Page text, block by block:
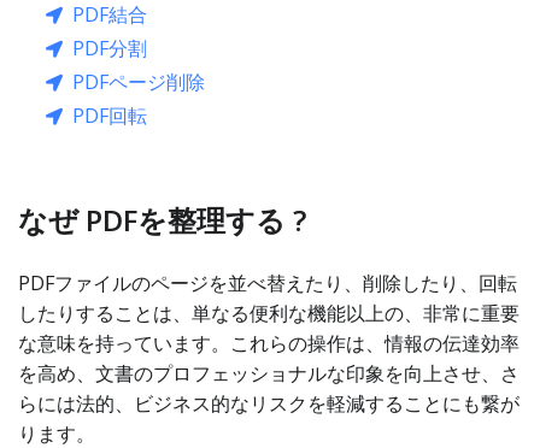
PDF結合
PDF分割
PDFページ削除
PDF回転
なぜ PDFを整理する ?
PDFファイルのページを並べ替えたり、削除したり、回転
したりすることは、単なる便利な機能以上の、非常に重要
な意味を持っています。これらの操作は、情報の伝達効率
を高め、文書のプロフェッショナルな印象を向上させ、さ
らには法的、ビジネス的なリスクを軽減することにも繋が
ります。